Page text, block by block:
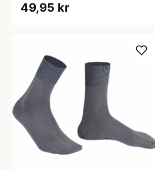
49,95 kr